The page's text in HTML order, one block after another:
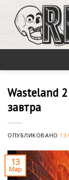
content
Wasteland
завтра
ОПУБЛИКОВАНО
13
Мар